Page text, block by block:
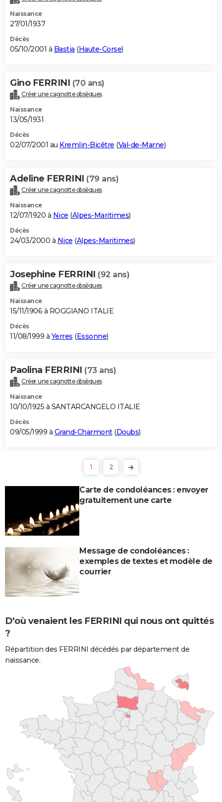
Naissance
27/01/1937
Décès
05/10/2001 à Bastia (Haute-Corse)
Gino FERRINI (70 ans)
Créer une cagnotte obsèques
Naissance
13/05/1931
Décès
02/07/2001 au Kremlin-Bicêtre (Val-de-Marne)
Adeline FERRINI (79 ans)
Créer une cagnotte obsèques
Naissance
12/07/1920 à Nice (Alpes-Maritimes)
Décès
24/03/2000 à Nice (Alpes-Maritimes)
Josephine FERRINI (92 ans)
Créer une cagnotte obsèques
Naissance
15/11/1906 à ROGGIANO ITALIE
Décès
11/08/1999 à Yerres (Essonne)
Paolina FERRINI (73 ans)
Créer une cagnotte obsèques
Naissance
10/10/1925 à SANTARCANGELO ITALIE
Décès
09/05/1999 à Grand-Charmont(Doubs)
1 2
Carte de condoléances : envoyer
gratuitement une carte
Message de condoléances :
exemples de textes et modèle de
courrier
D'où venaient les FERRINI qui nous ont quittés
?
Répartition des FERRINI décédés par département de
naissance.